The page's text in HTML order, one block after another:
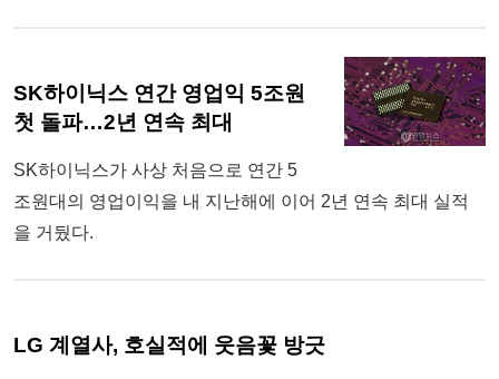
SK하이닉스 연간 영업익 5조원
첫 돌파…2년 연속 최대
SK하이닉스가 사상 처음으로 연간 5
조원대의 영업이익을 내 지난해에 이어 2년 연속 최대 실적
을 거뒀다.
LG 계열사, 호실적에 웃음꽃 방긋